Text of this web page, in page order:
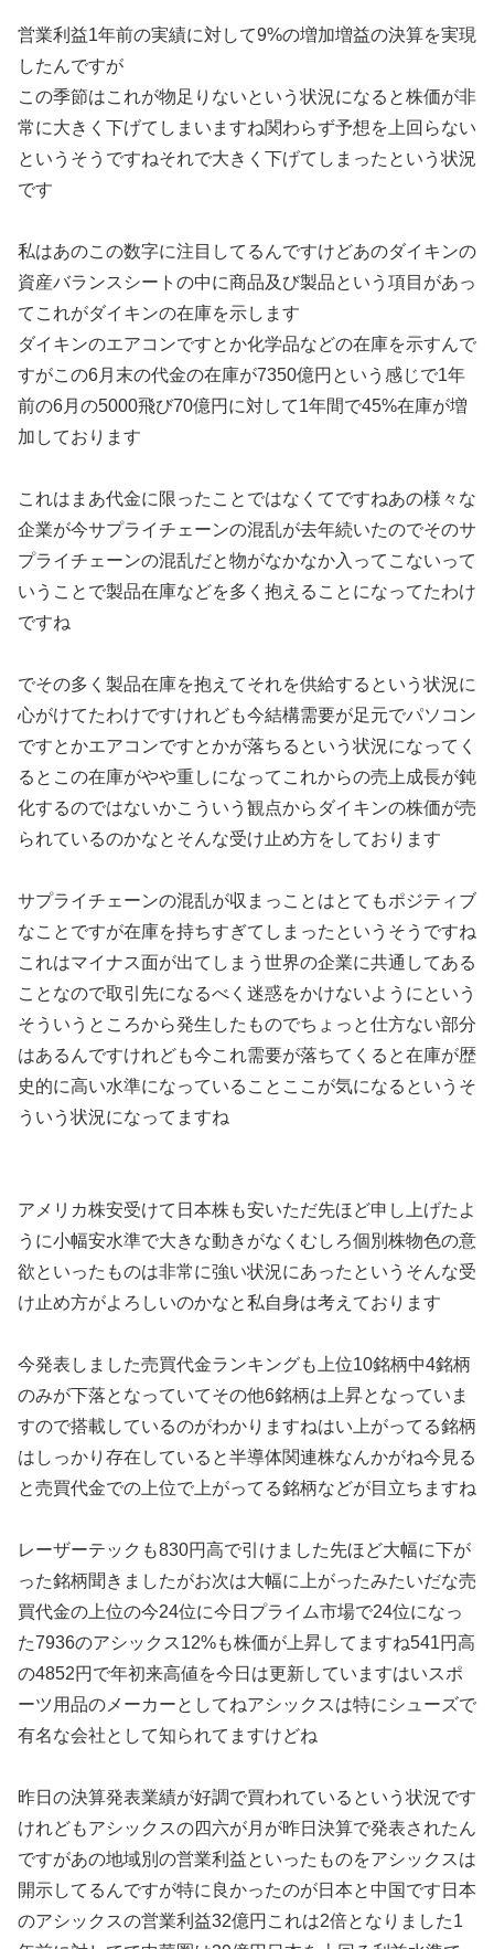
営業利益1年前の実績に対して9%の増加増益の決算を実現
したんですが
この季節はこれが物足りないという状況になると株価が非
常に大きく下げてしまいますね関わらず予想を上回らない
というそうですねそれで大きく下げてしまったという状況
です
私はあのこの数字に注目してるんですけどあのダイキンの
資産バランスシートの中に商品及び製品という項目があっ
てこれがダイキンの在庫を示します
ダイキンのエアコンですとか化学品などの在庫を示すんで
すがこの6月末の代金の在庫が7350億円という感じで1年
前の6月の5000飛び70億円に対して1年間で45%在庫が増
加しております
これはまあ代金に限ったことではなくてですねあの様々な
企業が今サプライチェーンの混乱が去年続いたのでそのサ
プライチェーンの混乱だと物がなかなか入ってこないって
いうことで製品在庫などを多く抱えることになってたわけ
ですね
でその多く製品在庫を抱えてそれを供給するという状況に
心がけてたわけですけれども今結構需要が足元でパソコン
ですとかエアコンですとかが落ちるという状況になってく
るとこの在庫がやや重しになってこれからの売上成長が鈍
化するのではないかこういう観点からダイキンの株価が売
られているのかなとそんな受け止め方をしております
サプライチェーンの混乱が収まっことはとてもポジティブ
なことですが在庫を持ちすぎてしまったというそうですね
これはマイナス面が出てしまう世界の企業に共通してある
ことなので取引先になるべく迷惑をかけないようにという
そういうところから発生したものでちょっと仕方ない部分
はあるんですけれども今これ需要が落ちてくると在庫が歴
史的に高い水準になっていることここが気になるというそ
ういう状況になってますね
アメリカ株安受けて日本株も安いただ先ほど申し上げたよ
うに小幅安水準で大きな動きがなくむしろ個別株物色の意
欲といったものは非常に強い状況にあったというそんな受
け止め方がよろしいのかなと私自身は考えております
今発表しました売買代金ランキングも上位10銘柄中4銘柄
のみが下落となっていてその他6銘柄は上昇となっていま
すので搭載しているのがわかりますねはい上がってる銘柄
はしっかり存在していると半導体関連株なんかがね今見る
と売買代金での上位で上がってる銘柄などが目立ちますね
レーザーテックも830円高で引けました先ほど大幅に下が
った銘柄聞きましたがお次は大幅に上がったみたいだな売
買代金の上位の今24位に今日プライム市場で24位になっ
た7936のアシックス12%も株価が上昇してますね541円高
の4852円で年初来高値を今日は更新していますはいスポ
ーツ用品のメーカーとしてねアシックスは特にシューズで
有名な会社として知られてますけどね
昨日の決算発表業績が好調で買われているという状況です
けれどもアシックスの四六が月が昨日決算で発表されたん
ですがあの地域別の営業利益といったものをアシックスは
開示してるんですが特に良かったのが日本と中国です日本
のアシックスの営業利益32億円これは2倍となりました1